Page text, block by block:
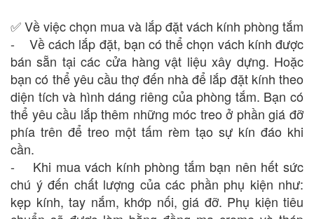
✅ Về việc chọn mua và lắp đặt vách kính phòng tắm
- Về cách lắp đặt, bạn có thể chọn vách kính được
bán sẵn tại các cửa hàng vật liệu xây dựng. Hoặc
bạn có thể yêu cầu thợ đến nhà để lắp đặt kính theo
diện tích và hình dáng riêng của phòng tắm. Bạn có
thể yêu cầu lắp thêm những móc treo ở phần giá đỡ
phía trên để treo một tấm rèm tạo sự kín đáo khi
cần.
- Khi mua vách kính phòng tắm bạn nên hết sức
chú ý đến chất lượng của các phần phụ kiện như:
kẹp kính, tay nắm, khớp nối, giá đỡ. Phụ kiện tiêu